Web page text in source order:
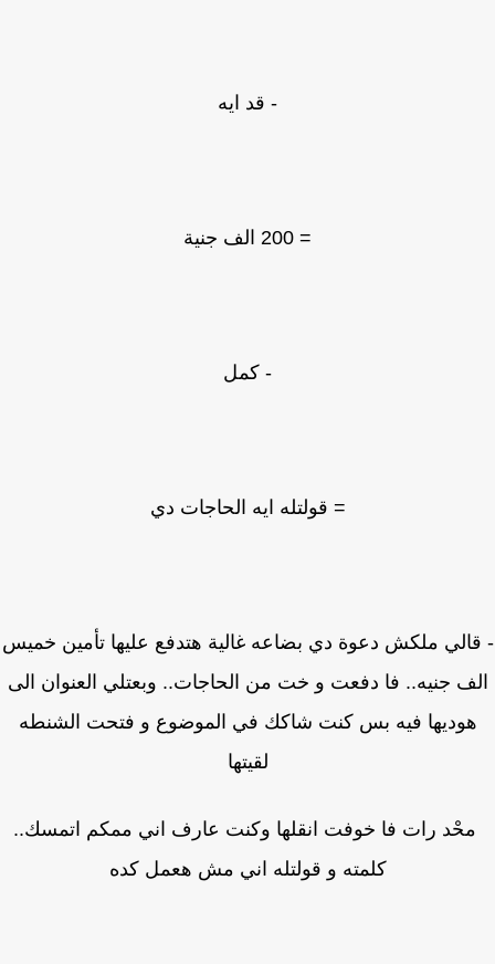
- قد ايه
- كمل
= قولتله ايه الحاجات دي
ملكش دعوة دي بضاعه غالية هتدفع عليها تأمين خميس
جنيه.. فا دفعت و خت من الحاجات.. وبعتلي العنوان الى
فيه بس كنت شاكك في الموضوع و فتحت الشنطه
لقيتها
رات فا خوفت انقلها وكنت عارف اني ممكم اتمسك..
كلمته و قولتله اني مش هعمل كده